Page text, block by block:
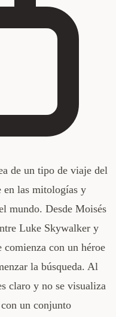
de un tipo de viaje del
en las mitologías y
mundo. Desde Moisés
Luke Skywalker y
con un héroe
la búsqueda. Al
claro y no se visualiza
un conjunto